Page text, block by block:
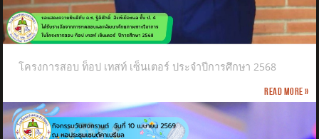
โครงการสอบ ท็อป เทสท์ เซ็นเตอร์ ประจำปีการศึกษา 2568
Read more »